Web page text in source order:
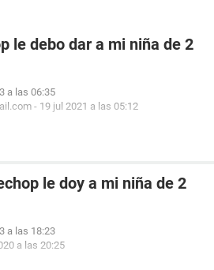
le debo dar a mi niña de 2
a las 06:35
- 19 jul 2021 a las 05:12
le doy a mi niña de 2
a las 18:23
a las 20:25